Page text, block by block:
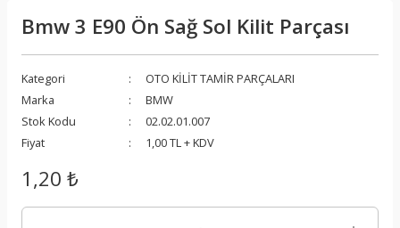
Bmw 3 E90 Ön Sağ Sol Kilit Parçası
Kategori
OTO KİLİT TAMİR PARÇALARI
Marka
BMW
Stok Kodu
02.02.01.007
Fiyat
1,00 TL + KDV
1,20 ₺